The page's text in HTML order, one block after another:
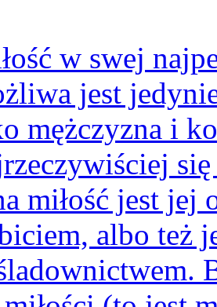
w swej
jest
mężczyzna i
miłość jest jej
albo też